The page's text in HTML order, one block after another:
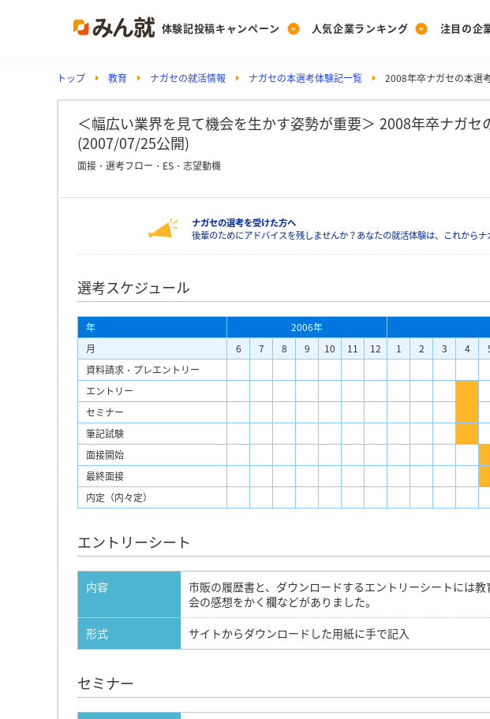
体験記投稿キャンペーン
Post
投稿する
[27卒] 本選
人気企業ランキング
Ranking
ランキングを見る
みんなのDX
注目の企
PickUp
注目の企業特集
動画で知ろう！業界・企業研究
トップ 教育 ナガセの就活情報 ナガセの本選考体験記一覧 2008年卒ナガセの本選
＜幅広い業界を見て機会を生かす姿勢が重要＞ 2008年卒ナガセ
(2007/07/25公開)
面接・選考フロー・ES・志望動機
ナガセの選考を受けた方へ
後輩のためにアドバイスを残しませんか？あなたの就活体験は、これから
選考スケジュール
年 2006年
月
6 7 8 9 10 11 12 1 2 3 4
資料請求・プレエントリー
エントリー
セミナー
筆記試験
面接開始
最終面接
内定（内々定）
エントリーシート
内容
市販の履歴書と、ダウンロードするエントリーシートには
会の感想をかく欄などがありました。
形式
サイトからダウンロードした用紙に手で記入
セミナー